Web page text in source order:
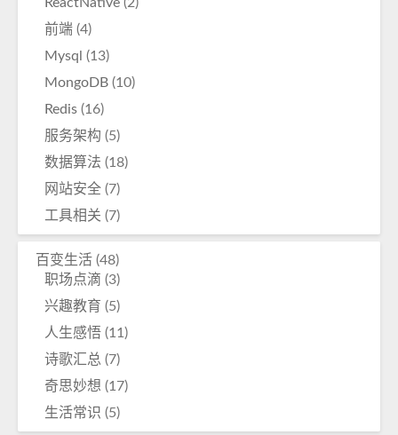
前端 (4)
Mysql (13)
MongoDB (10)
Redis (16)
服务架构 (5)
数据算法 (18)
网站安全 (7)
工具相关 (7)
百变生活 (48)
职场点滴 (3)
兴趣教育 (5)
人生感悟 (11)
诗歌汇总 (7)
奇思妙想 (17)
生活常识 (5)